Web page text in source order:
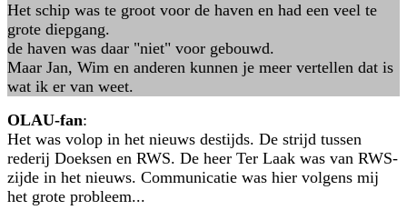
Het schip was te groot voor de haven en had een veel te
grote diepgang.
de haven was daar "niet" voor gebouwd.
Maar Jan, Wim en anderen kunnen je meer vertellen dat is
wat ik er van weet.
OLAU-fan:
Het was volop in het nieuws destijds. De strijd tussen
rederij Doeksen en RWS. De heer Ter Laak was van RWS-
zijde in het nieuws. Communicatie was hier volgens mij
het grote probleem...